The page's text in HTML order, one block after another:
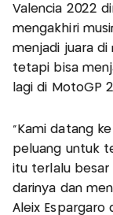
Valencia 2022
mengakhiri
menjadi juara di
tetapi bisa
lagi di MotoGP
"Kami datang
peluang untuk
itu terlalu besar
darinya dan
Aleix Espargaro